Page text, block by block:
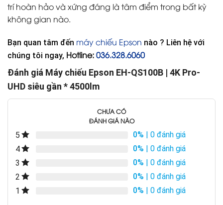
trí hoàn hảo và xứng đáng là tâm điểm trong bất kỳ
không gian nào.
Bạn quan tâm đến máy chiếu Epson nào ? Liên hệ với
chúng tôi ngay, Hotline:036.328.6060
Đánh giá Máy chiếu Epson EH-QS100B | 4K Pro-
UHD siêu gần * 4500lm
CHƯA CÓ
ĐÁNH GIÁ NÀO
5 0% | 0 đánh giá
4
0% | 0 đánh giá
3
0% | 0 đánh giá
2
0% | 0 đánh giá
1
0% | 0 đánh giá